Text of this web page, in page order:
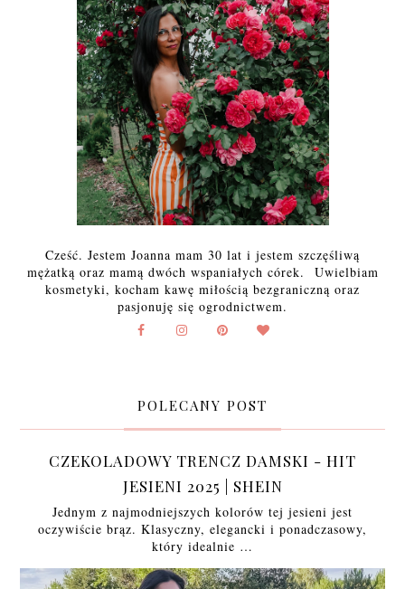
Cześć. Jestem Joanna mam 30 lat i jestem szczęśliwą
mężatką oraz mamą dwóch wspaniałych córek. Uwielbiam
kosmetyki, kocham kawę miłością bezgraniczną oraz
pasjonuję się ogrodnictwem.
POLECANY POST
CZEKOLADOWY TRENCZ DAMSKI - HIT
JESIENI 2025 | SHEIN
Jednym z najmodniejszych kolorów tej jesieni jest
oczywiście brąz. Klasyczny, elegancki i ponadczasowy,
który idealnie …